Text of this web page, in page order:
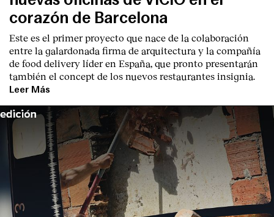
corazón de Barcelona
Este es el primer proyecto que nace de la colaboración
entre la galardonada firma de arquitectura y la compañía
de food delivery líder en España, que pronto presentarán
también el concept de los nuevos restaurantes insignia.
Leer Más